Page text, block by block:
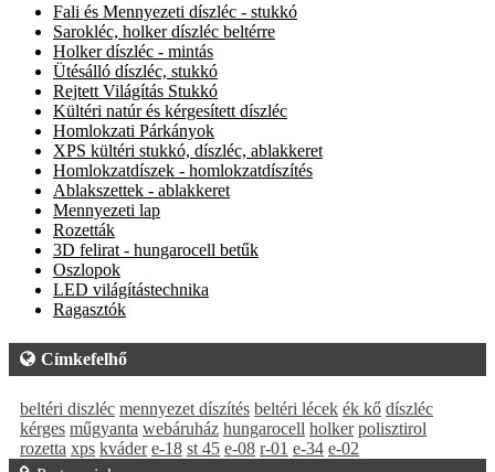
Fali és Mennyezeti díszléc - stukkó
Sarokléc, holker díszléc beltérre
Holker díszléc - mintás
Ütésálló díszléc, stukkó
Rejtett Világítás Stukkó
Kültéri natúr és kérgesített díszléc
Homlokzati Párkányok
XPS kültéri stukkó, díszléc, ablakkeret
Homlokzatdíszek - homlokzatdíszítés
Ablakszettek - ablakkeret
Mennyezeti lap
Rozetták
3D felirat - hungarocell betűk
Oszlopok
LED világítástechnika
Ragasztók
Címkefelhő
beltéri diszléc mennyezet díszítés beltéri lécek ék kő díszléc
kérges műgyanta webáruház hungarocell holker polisztirol
rozetta xps kváder e-18 st 45 e-08 r-01 e-34 e-02